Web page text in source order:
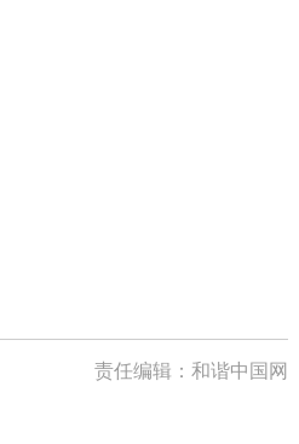
责任编辑：和谐中国网